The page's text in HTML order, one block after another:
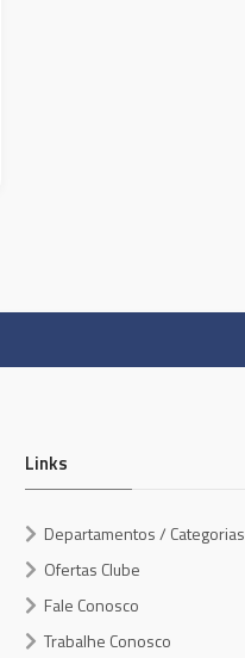
Links
Departamentos / Categorias
Ofertas Clube
Fale Conosco
Trabalhe Conosco